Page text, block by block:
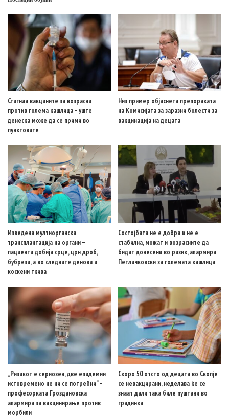
Стигнаа вакцините за возрасни
против голема кашлица – уште
денеска може да се прими во
пунктовите
Низ пример објаснета препораката
на Комисијата за заразни болести за
вакцинација на децата
Изведена мултиорганска
трансплантација на органи –
пациенти добија срце, црн дроб,
бубрези, а во следните денови и
коскени ткива
Состојбата не е добра и не е
стабилна, можат и возрасните да
бидат донесени во ризик, алармира
Петличковски за големата кашлица
„Ризикот е сериозен, две епидемии
истовремено не ни се потребни“ –
професорката Гроздановска
алармира за вакцинирање против
морбили
Скоро 50 отсто од децата во Скопје
се невакцирани, неделава ќе се
знаат дали така биле пуштани во
градинка